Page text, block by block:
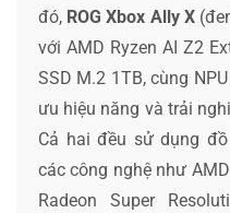
đó, ROG Xbox AllyX
với AMD Ryzen AI Z2
SSD M.2 1TB, cùng
ưu hiệu năng và trải
Cả hai đều sử dụng
các công nghệ như
Radeon Super